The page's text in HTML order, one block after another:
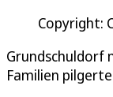
Copyright:
Grundschuldorf
Familien